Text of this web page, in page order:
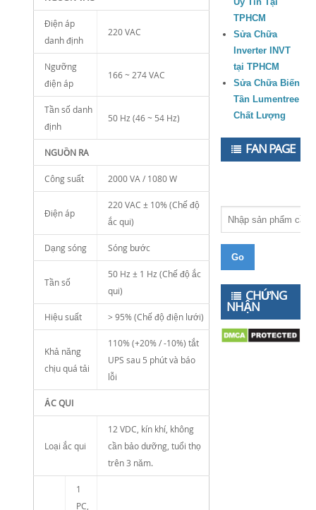
Điện áp
danh định
220 VAC
Ngưỡng
điện áp
166 ~ 274 VAC
Tần số danh
định
50 Hz (46 ~ 54 Hz)
NGUỒN RA
Công suất 2000 VA / 1080 W
Điện áp
220 VAC ± 10% (Chế độ
ắc qui)
Dạng sóng Sóng bước
Tần số
50 Hz ± 1 Hz (Chế độ ắc
qui)
Hiệu suất > 95% (Chế độ điện lưới)
Khả năng
chịu quá tải
110% (+20% / -10%) tắt
UPS sau 5 phút và báo
lỗi
ẮC QUI
Loại ắc qui
12 VDC, kín khí, không
cần bảo dưỡng, tuổi thọ
trên 3 năm.
1
PC,
TPHCM
Sửa Chữa
Inverter INVT
tại TPHCM
Sửa Chữa Biến
Tần Lumentree
Chất Lượng
FAN PAGE
CHỨNG
NHẬN